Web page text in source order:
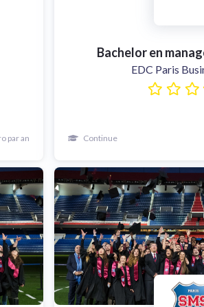
par an
Bachelor en
EDC Paris
Continue